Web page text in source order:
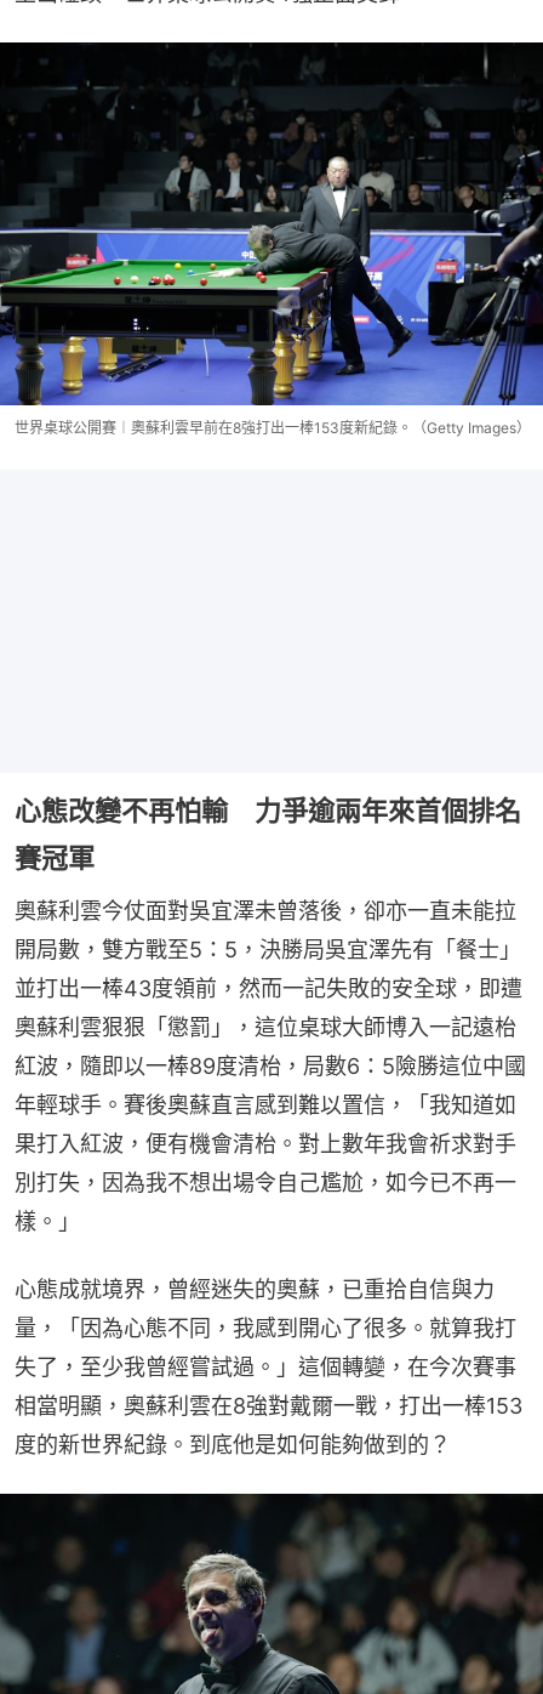
世界桌球公開賽︱奧蘇利雲早前在8強打出一棒153度新紀錄。（Getty Images）
心態改變不再怕輸 力爭逾兩年來首個排名
賽冠軍
奧蘇利雲今仗面對吳宜澤未曾落後，卻亦一直未能拉
開局數，雙方戰至5：5，決勝局吳宜澤先有「餐士」
並打出一棒43度領前，然而一記失敗的安全球，即遭
奧蘇利雲狠狠「懲罰」，這位桌球大師博入一記遠枱
紅波，隨即以一棒89度清枱，局數6：5險勝這位中國
年輕球手。賽後奧蘇直言感到難以置信，「我知道如
果打入紅波，便有機會清枱。對上數年我會祈求對手
別打失，因為我不想出場令自己尷尬，如今已不再一
樣。」
心態成就境界，曾經迷失的奧蘇，已重拾自信與力
量，「因為心態不同，我感到開心了很多。就算我打
失了，至少我曾經嘗試過。」這個轉變，在今次賽事
相當明顯，奧蘇利雲在8強對戴爾一戰，打出一棒153
度的新世界紀錄。到底他是如何能夠做到的？